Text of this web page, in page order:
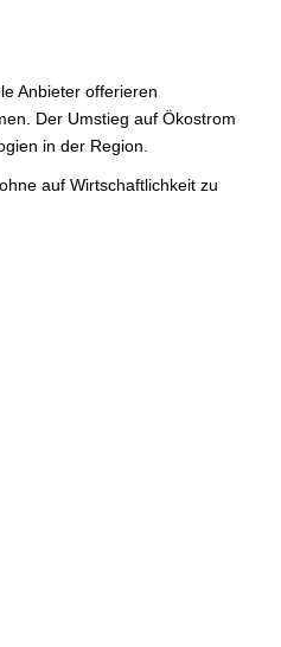
Anbieter offerieren
Der Umstieg auf Ökostrom
in der Region.
auf Wirtschaftlichkeit zu